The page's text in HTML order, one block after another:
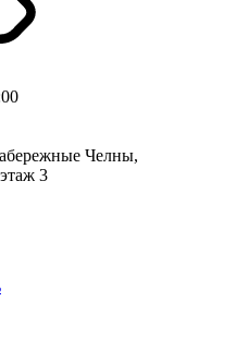
Челны,
3